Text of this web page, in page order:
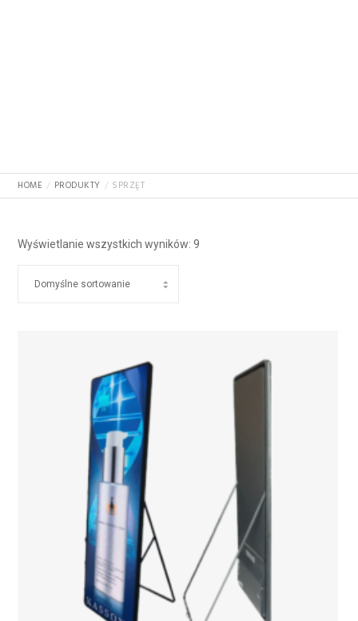
HOME PRODUKTY SPRZĘT
Wyświetlanie wszystkich wyników: 9